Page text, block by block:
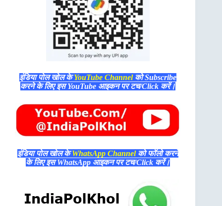
इंडिया पोल खोल केYouTube Channelको Subscribe
करने के लिए इस YouTube आइकन पर टच/Click करें।
इंडिया पोल खोल केWhatsApp Channelको फॉलो करने
के लिए इस WhatsApp आइकन पर टच/Click करें।